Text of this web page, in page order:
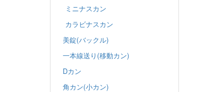
ミニナスカン
カラビナスカン
美錠(バックル)
一本線送り(移動カン)
Dカン
角カン(小カン)